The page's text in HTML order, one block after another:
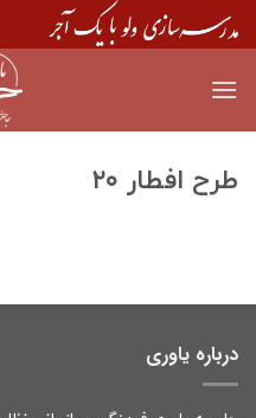
Skip
to
طرح افطار ۲۰
درباره یاوری